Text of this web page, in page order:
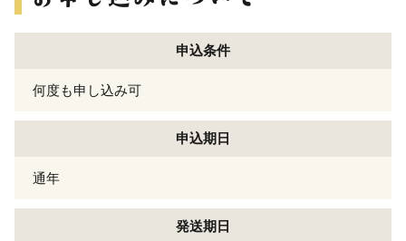
申込条件
何度も申し込み可
申込期日
通年
発送期日